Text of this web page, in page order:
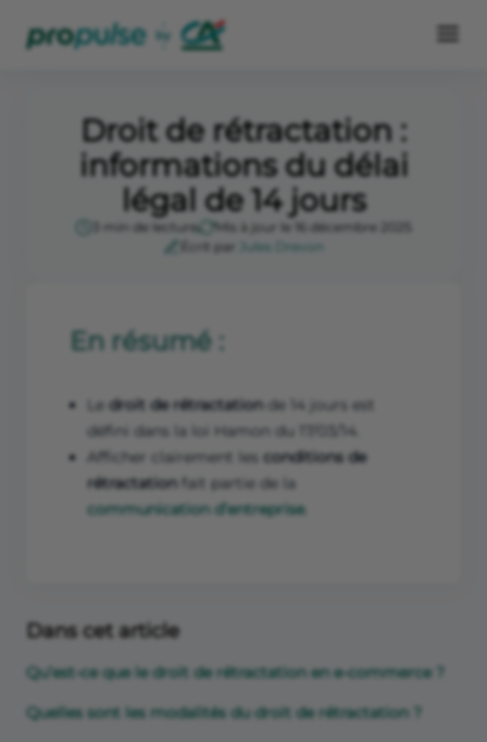
Droit de rétractation :
informations du délai
légal de 14 jours
3 min de lecture
Mis à jour le 16 décembre 2025
Écrit par
Jules Drevon
En résumé :
Le droit de rétractationde 14 jours est
défini dans la loi Hamon du 17/03/14.
Afficher clairement les conditions de
rétractation
fait partie de la
communication d’entreprise.
Dans cet article
Qu’est-ce que le droit de rétractation en e-commerce ?
Quelles sont les modalités du droit de rétractation ?